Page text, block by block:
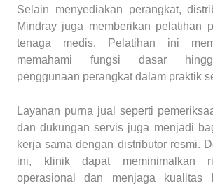
Selain menyediakan perangkat,
Mindray juga memberikan pelatihan
tenaga medis. Pelatihan ini
memahami fungsi dasar
penggunaan perangkat dalam praktik
Layanan purna jual seperti
dan dukungan servis juga menjadi
kerja sama dengan distributor resmi.
ini, klinik dapat meminimalkan
operasional dan menjaga kualitas